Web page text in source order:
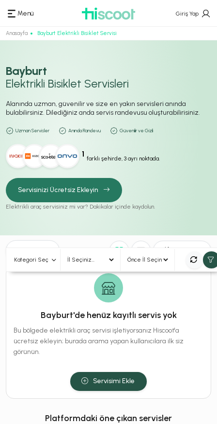
Menü Giriş Yap
Anasayfa Bayburt Elektrikli Bisiklet Servisi
Bayburt
Elektrikli Bisiklet Servisleri
Alanında uzman, güvenilir ve size en yakın servisleri anında
bulabilirsiniz. Dilediğiniz anda servis randevusu oluşturabilirisiniz.
Uzman Servisler Anında Randevu Güvenilir ve Gizli
1 farklı şehirde, 3 ayrı noktada.
Servisinizi Ücretsiz Ekleyin
Elektrikli araç servisiniz mi var? Dakikalar içinde kaydolun.
Kategori Seç
Bayburt'de henüz kayıtlı servis yok
Bu bölgede elektrikli araç servisi işletiyorsanız Hiscoot'a
ücretsiz ekleyin; burada arama yapan kullanıcılara ilk siz
görünün.
Servisimi Ekle
Platformdaki öne çıkan servisler